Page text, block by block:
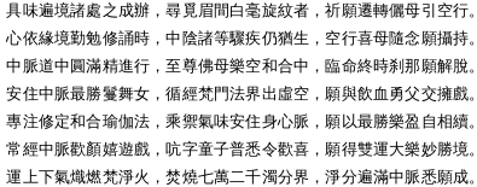
遍境諸處之成辦，尋覓眉間白毫旋紋者，祈願遷轉儷母引空行。
緣境勤勉修誦時，中陰諸等驟疾仍猶生，空行喜母隨念願攝持。
道中圓滿精進行，至尊佛母樂空和合中，臨命終時刹那願解脫。
中脈最勝鬘舞女，循經梵門法界出虛空，願與飲血勇父交擁戲。
修定和合瑜伽法，乘禦氣味安住身心脈，願以最勝樂盈自相續。
中脈歡顏嬉遊戲，吭字童子普悉令歡喜，願得雙運大樂妙勝境。
下氣熾燃梵淨火，焚燒七萬二千濁分界，淨分遍滿中脈悉願成。